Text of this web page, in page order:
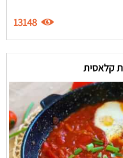
13148
קלאסית